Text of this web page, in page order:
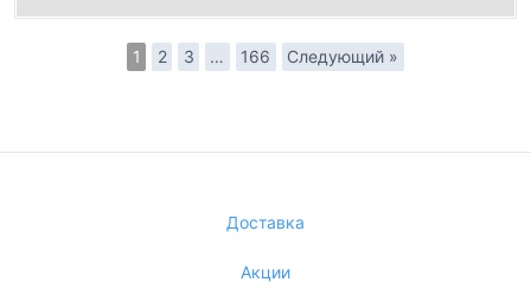
1 2 3 … 166 Следующий »
Доставка
Акции